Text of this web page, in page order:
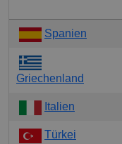
Spanien
Griechenland
Italien
Türkei